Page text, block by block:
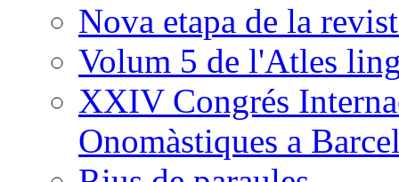
Nova etapa de la
Volum 5 de l'Atles
XXIV Congrés
Onomàstiques a